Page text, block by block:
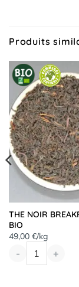
Produits
THE NOIR
BIO
49,00 €/kg
- +